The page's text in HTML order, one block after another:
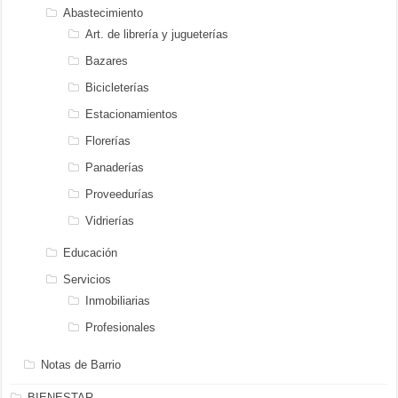
Abastecimiento
Art. de librería y jugueterías
Bazares
Bicicleterías
Estacionamientos
Florerías
Panaderías
Proveedurías
Vidrierías
Educación
Servicios
Inmobiliarias
Profesionales
Notas de Barrio